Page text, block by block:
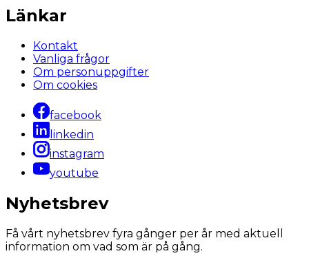
Länkar
Kontakt
Vanliga frågor
Om personuppgifter
Om cookies
facebook
linkedin
instagram
youtube
Nyhetsbrev
Få vårt nyhetsbrev fyra gånger per år med aktuell
information om vad som är på gång.